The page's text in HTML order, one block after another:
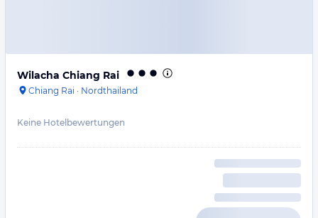
Wilacha Chiang Rai
Chiang Rai · Nordthailand
Keine Hotelbewertungen